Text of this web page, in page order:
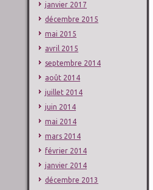
janvier 2017
décembre 2015
mai 2015
avril 2015
septembre 2014
août 2014
juillet 2014
juin 2014
mai 2014
mars 2014
février 2014
janvier 2014
décembre 2013